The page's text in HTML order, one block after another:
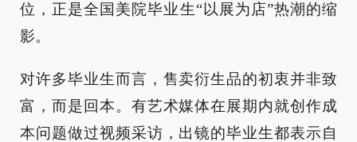
位，正是全国美院毕业生“以展为店”热潮的缩
影。
对许多毕业生而言，售卖衍生品的初衷并非致
富，而是回本。有艺术媒体在展期内就创作成
本问题做过视频采访，出镜的毕业生都表示自